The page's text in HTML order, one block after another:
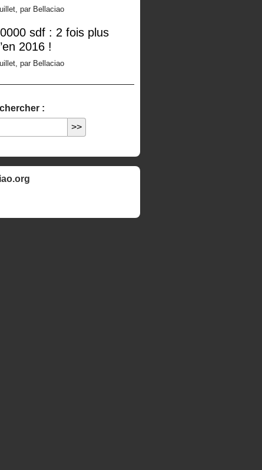
par Bellaciao
sdf : 2 fois plus
2016 !
par Bellaciao
: